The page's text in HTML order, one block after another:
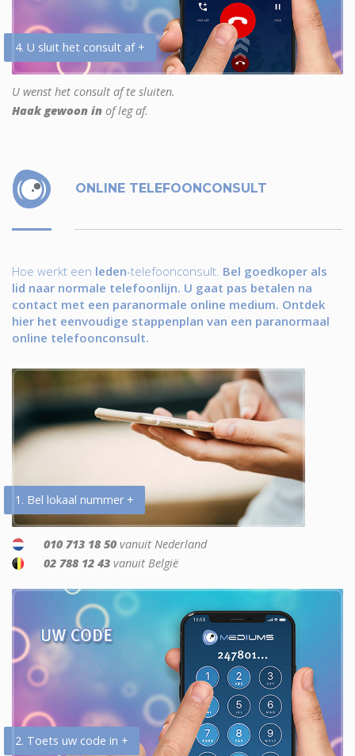
4. U sluit het consult af +
U wenst het consult af te sluiten.
Haak gewoon in of leg af.
ONLINE TELEFOONCONSULT
Hoe werkt een leden-telefoonconsult. Bel goedkoper als
lid naar normale telefoonlijn. U gaat pas betalen na
contact met een paranormale online medium. Ontdek
hier het eenvoudige stappenplan van een paranormaal
online telefoonconsult.
1. Bel lokaal nummer +
010 713 18 50 vanuit Nederland
02 788 12 43 vanuit België
2. Toets uw code in +